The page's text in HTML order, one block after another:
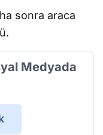
sonra araca
Medyada